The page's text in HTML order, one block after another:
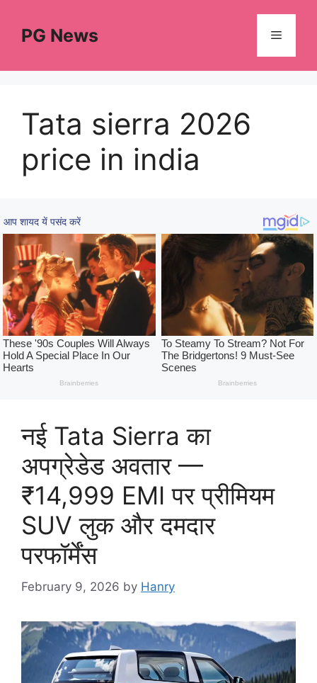
contentPG News Menu
Tata sierra 2026
price in india
नई Tata Sierra का
अपग्रेडेड अवतार —
₹14,999 EMI पर प्रीमियम
SUV लुक और दमदार
परफॉर्मेंस
February 9, 2026 by Hanry